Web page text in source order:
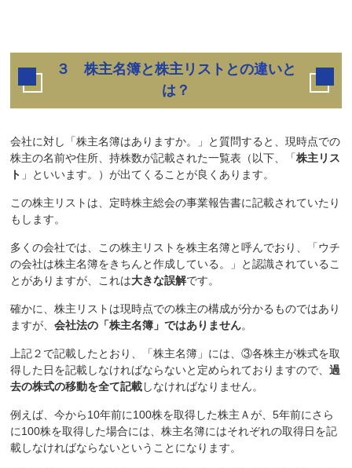
３ 株主名簿と株主リストとの違いと
は？
会社に対し「株主名簿はありますか。」と質問すると、現時点での
株主の名前や住所、持株数が記載された一覧表（以下、「株主リス
ト 」といいます。）が出てくることが良くあります。
この株主リストは、定時株主総会の事業報告書に記載されていたり
もします。
多くの会社では、この株主リストを株主名簿と呼んでおり、「ウチ
の会社は株主名簿をきちんと作成している。」と認識されているこ
とがありますが、これは大きな誤解です。
確かに、株主リストは現時点での株主の構成が分かるものではあり
ますが、会社法の「株主名簿」ではありません。
上記２で記載したとおり、「株主名簿」には、③各株主が株式を取
得した日を記載しなければならないと定められておりますので、過
去の株式の移動を全て記載しなければなりません。
例えば、今から10年前に100株を取得した株主Ａが、5年前にさら
に100株を取得した場合には、株主名簿にはそれぞれの取得日を記
載しなければならないということになります。